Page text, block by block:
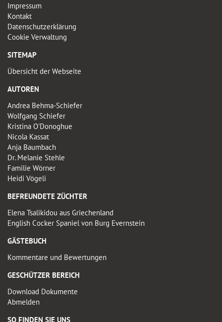
Impressum
Kontakt
Datenschutzerklärung
Cookie Verwaltung
SITEMAP
Übersicht der Webseite
AUTOREN
Andrea Behma-Schiefer
Wolfgang Schiefer
Kristina O'Donoghue
Nicola Kassat
Anja Baumbach
Dr. Melanie Stehle
Familie Wörner
Heidi Vögeli
BEFREUNDETE ZÜCHTER
Elena Tsalikidou aus Griechenland
English Cocker Spaniel von Burg Evernstein
GÄSTEBUCH
Kommentare und Bewertungen
GESCHÜTZER BEREICH
Download Dokumente
Abmelden
SO FINDEN SIE UNS